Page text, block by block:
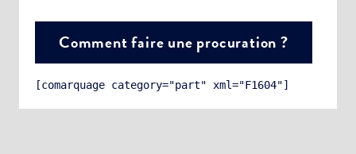
Comment faire une procuration ?
[comarquage category="part" xml="F1604"]